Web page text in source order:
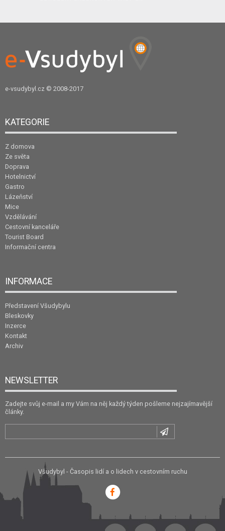
e-vsudybyl.cz © 2008-2017
KATEGORIE
Z domova
Ze světa
Doprava
Hotelnictví
Gastro
Lázeňství
Mice
Vzdělávání
Cestovní kanceláře
Tourist Board
Informační centra
INFORMACE
Představení Všudybylu
Bleskovky
Inzerce
Kontakt
Archiv
NEWSLETTER
Zadejte svůj e-mail a my Vám na něj každý týden pošleme nejzajímavější
články.
Všudybyl - Časopis lidí a o lidech v cestovním ruchu